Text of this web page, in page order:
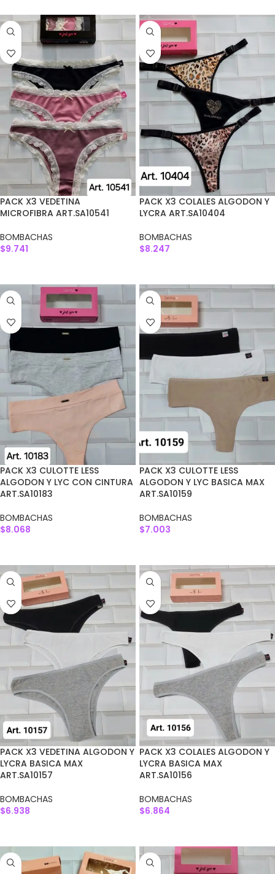
PACK X3 VEDETINA
MICROFIBRA ART.SA10541
BOMBACHAS
$9.741
PACK X3 COLALES ALGODON Y
LYCRA ART.SA10404
BOMBACHAS
$8.247
PACK X3 CULOTTE LESS
ALGODON Y LYC CON CINTURA
ART.SA10183
BOMBACHAS
$8.068
PACK X3 CULOTTE LESS
ALGODON Y LYC BASICA MAX
ART.SA10159
BOMBACHAS
$7.003
PACK X3 VEDETINA ALGODON Y
LYCRA BASICA MAX
ART.SA10157
BOMBACHAS
$6.938
PACK X3 COLALES ALGODON Y
LYCRA BASICA MAX
ART.SA10156
BOMBACHAS
$6.864